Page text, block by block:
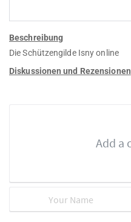
Beschreibung
Die Schützengilde Isny online
Diskussionen und Rezensionen